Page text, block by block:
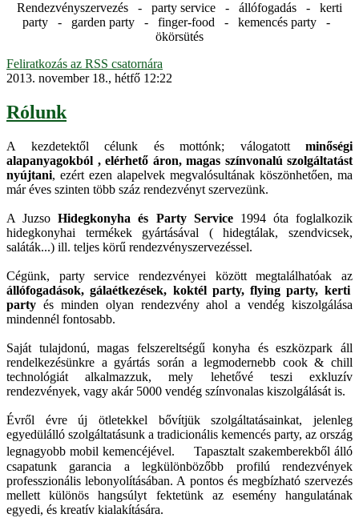
Rendezvényszervezés - party service - állófogadás - kerti
party - garden party - finger-food - kemencés party -
ökörsütés
Feliratkozás az RSS csatornára
2013. november 18., hétfő 12:22
Rólunk
A kezdetektől célunk és mottónk; válogatott minőségi
alapanyagokból , elérhető áron, magas színvonalú szolgáltatást
nyújtani, ezért ezen alapelvek megvalósultának köszönhetően, ma
már éves szinten több száz rendezvényt szervezünk.
A JuzsoHidegkonyha és Party Service1994 óta foglalkozik
hidegkonyhai termékek gyártásával ( hidegtálak, szendvicsek,
saláták...) ill. teljes körű rendezvényszervezéssel.
Cégünk, party service rendezvényei között megtalálhatóak az
állófogadások, gálaétkezések, koktél party, flying party, kerti
party és minden olyan rendezvény ahol a vendég kiszolgálása
mindennél fontosabb.
Saját tulajdonú, magas felszereltségű konyha és eszközpark áll
rendelkezésünkre a gyártás során a legmodernebb cook & chill
technológiát alkalmazzuk, mely lehetővé teszi exkluzív
rendezvények, vagy akár 5000 vendég színvonalas kiszolgálását is.
Évről évre új ötletekkel bővítjük szolgáltatásainkat, jelenleg
egyedülálló szolgáltatásunk a tradicionális kemencés party, az ország
legnagyobb mobil kemencéjével. Tapasztalt szakemberekből álló
csapatunk garancia a legkülönbözőbb profilú rendezvények
professzionális lebonyolításában. A pontos és megbízható szervezés
mellett különös hangsúlyt fektetünk az esemény hangulatának
egyedi, és kreatív kialakítására.